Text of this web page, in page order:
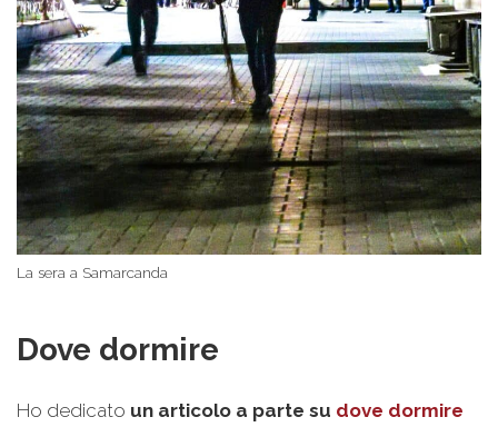
La sera a Samarcanda
Dove dormire
Ho dedicato un articolo a parte su dove dormire